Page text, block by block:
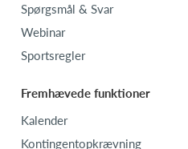
Spørgsmål & Svar
Webinar
Sportsregler
Fremhævede funktioner
Kalender
Kontingentopkrævning